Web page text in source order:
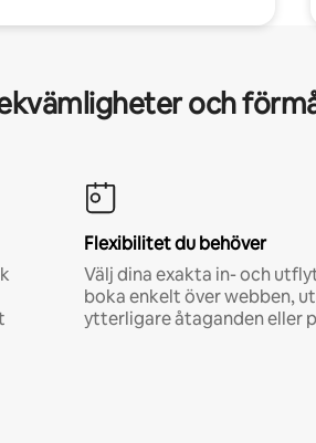
och
Flexibilitet du behöver
Välj dina exakta in- och
boka enkelt över webben,
ytterligare åtaganden eller